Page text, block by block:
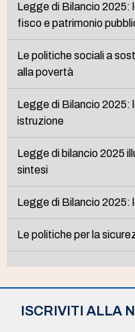
Legge di Bilancio 2025:
fisco e patrimonio
Le politiche sociali a
alla povertà
Legge di Bilancio 2025:
istruzione
Legge di bilancio 2025
sintesi
Legge di Bilancio 2025:
Le politiche per la
ISCRIVITI ALLA